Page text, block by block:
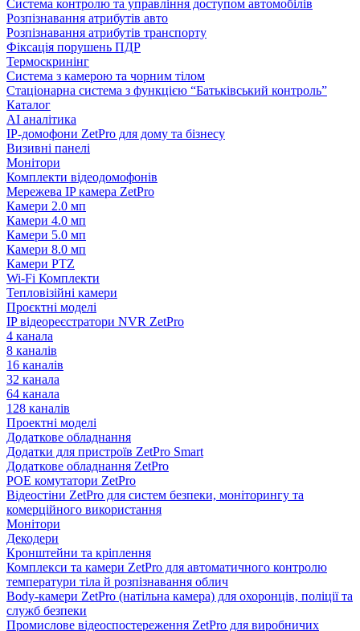
Система контролю та управління доступом автомобілів
Розпізнавання атрибутів авто
Розпізнавання атрибутів транспорту
Фіксація порушень ПДР
Термоскринінг
Система з камерою та чорним тілом
Стаціонарна система з функцією “Батьківський контроль”
Каталог
AI аналітика
IP-домофони ZetPro для дому та бізнесу
Визивні панелі
Монітори
Комплекти відеодомофонів
Мережева IP камера ZetPro
Камери 2.0 мп
Камери 4.0 мп
Камери 5.0 мп
Камери 8.0 мп
Камери PTZ
Wi-Fi Комплекти
Тепловізійні камери
Проєктні моделі
IP відеореєстратори NVR ZetPro
4 канала
8 каналів
16 каналів
32 канала
64 канала
128 каналів
Проектні моделі
Додаткове обладнання
Додатки для пристроїв ZetPro Smart
Додаткове обладнання ZetPro
POE комутатори ZetPro
Відеостіни ZetPro для систем безпеки, моніторингу та
комерційного використання
Монітори
Декодери
Кронштейни та кріплення
Комплекси та камери ZetPro для автоматичного контролю
температури тіла й розпізнавання облич
Body-камери ZetPro (натільна камера) для охоронців, поліції та
служб безпеки
Промислове відеоспостереження ZetPro для виробничих